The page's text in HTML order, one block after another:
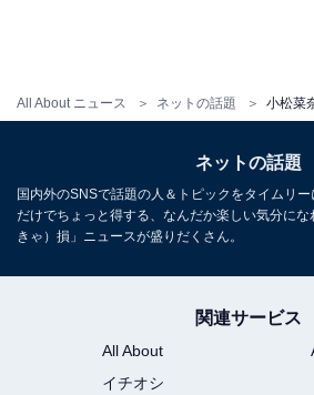
All About ニュース ネットの話題
ネットの話題
国内外のSNSで話題の人＆トピックをタイムリ
だけでちょっと得する、なんだか楽しい気分に
きゃ）損」ニュースが盛りだくさん。
関連サービス
All About
イチオシ